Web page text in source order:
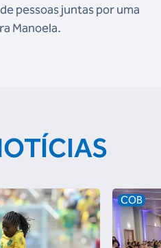
pessoas juntas por uma
Manoela.
COB